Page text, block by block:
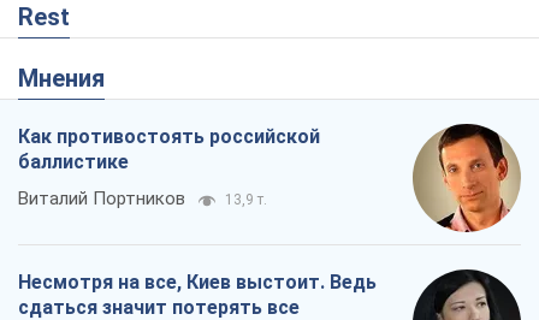
Rest
Мнения
Как противостоять российской
баллистике
Виталий Портников 13,9 т.
Несмотря на все, Киев выстоит. Ведь
сдаться значит потерять все